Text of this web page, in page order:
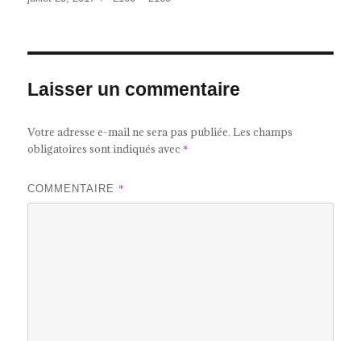
Laisser un commentaire
Votre adresse e-mail ne sera pas publiée. Les champs
obligatoires sont indiqués avec *
COMMENTAIRE *